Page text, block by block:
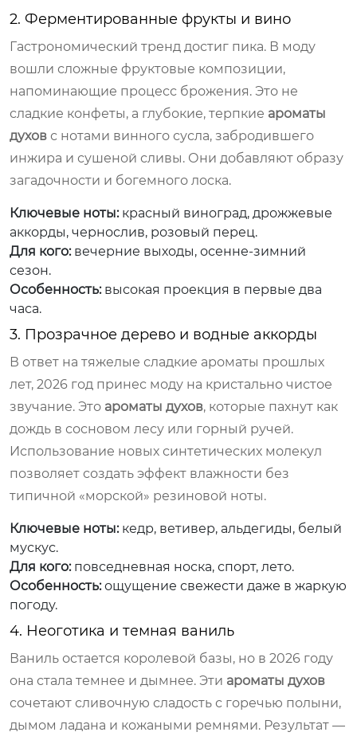
2. Ферментированные фрукты и вино
Гастрономический тренд достиг пика. В моду
вошли сложные фруктовые композиции,
напоминающие процесс брожения. Это не
сладкие конфеты, а глубокие, терпкие ароматы
духов с нотами винного сусла, забродившего
инжира и сушеной сливы. Они добавляют образу
загадочности и богемного лоска.
Ключевые ноты:красный виноград, дрожжевые
аккорды, чернослив, розовый перец.
Для кого:вечерние выходы, осенне-зимний
сезон.
Особенность:высокая проекция в первые два
часа.
3. Прозрачное дерево и водные аккорды
В ответ на тяжелые сладкие ароматы прошлых
лет, 2026 год принес моду на кристально чистое
звучание. Это ароматы духов, которые пахнут как
дождь в сосновом лесу или горный ручей.
Использование новых синтетических молекул
позволяет создать эффект влажности без
типичной «морской» резиновой ноты.
Ключевые ноты:кедр, ветивер, альдегиды, белый
мускус.
Для кого:повседневная носка, спорт, лето.
Особенность:ощущение свежести даже в жаркую
погоду.
4. Неоготика и темная ваниль
Ваниль остается королевой базы, но в 2026 году
она стала темнее и дымнее. Эти ароматы духов
сочетают сливочную сладость с горечью полыни,
дымом ладана и кожаными ремнями. Результат —